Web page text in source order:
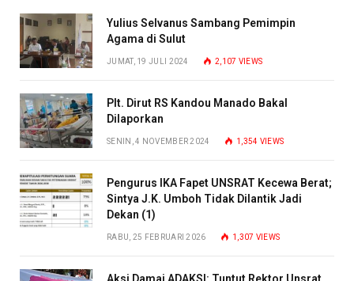
Yulius Selvanus Sambang Pemimpin
Agama di Sulut
JUMAT, 19 JULI 2024 2,107 VIEWS
Plt. Dirut RS Kandou Manado Bakal
Dilaporkan
SENIN, 4 NOVEMBER 2024 1,354 VIEWS
Pengurus IKA Fapet UNSRAT Kecewa Berat;
Sintya J.K. Umboh Tidak Dilantik Jadi
Dekan (1)
RABU, 25 FEBRUARI 2026 1,307 VIEWS
Aksi Damai ADAKSI: Tuntut Rektor Unsrat